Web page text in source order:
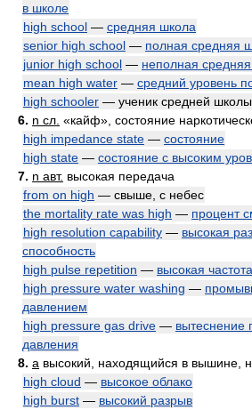
в школе
high school — средняя школа
senior high school — полная средняя
junior high school — неполная
mean high water — средний уровень
high schooler — ученик средней
6. n сл. «кайф», состояние
high impedance state — состояние
high state — состояние с высоким
7. n авт. высокая передача
from on high — свыше, с небес
the mortality rate was high — процент
high resolution capability — высокая
способность
high pulse repetition — высокая
high pressure water washing —
давлением
high pressure gas drive — вытеснение
давления
8. a высокий, находящийся в вышине,
high cloud — высокое облако
high burst — высокий разрыв